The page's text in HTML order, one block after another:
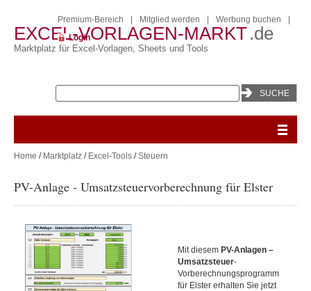
EXCEL-VORLAGEN-MARKT.de
Marktplatz für Excel-Vorlagen, Sheets und Tools
Premium-Bereich Mitglied werden Werbung buchen
Login
Home / Marktplatz / Excel-Tools /Steuern
PV-Anlage - Umsatzsteuervorberechnung für Elster
Mit diesem PV-Anlagen –
Umsatzsteuer-
Vorberechnungsprogramm
für Elster erhalten Sie jetzt